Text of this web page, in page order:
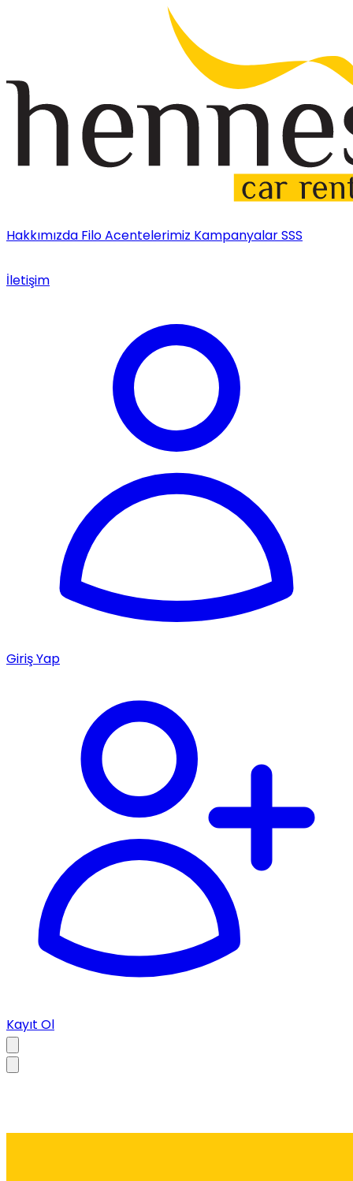
Hakkımızda FiloAcentelerimiz KampanyalarSSS
İletişim
Giriş Yap
Kayıt Ol